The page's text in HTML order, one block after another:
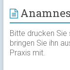
Bitte drucken Sie
bringen Sie ihn
Praxis mit.